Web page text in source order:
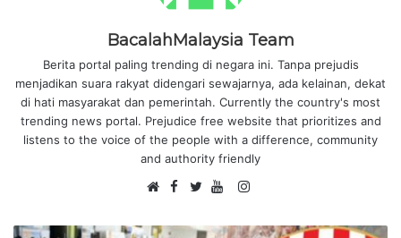
BacalahMalaysia Team
Berita portal paling trending di negara ini. Tanpa prejudis
menjadikan suara rakyat didengari sewajarnya, ada kelainan, dekat
di hati masyarakat dan pemerintah. Currently the country's most
trending news portal. Prejudice free website that prioritizes and
listens to the voice of the people with a difference, community
and authority friendly
e
F
c w
o
I
s